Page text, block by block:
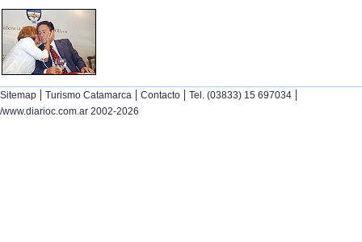
Sitemap | Turismo Catamarca | Contacto | Tel. (03833) 15 697034 |
/www.diarioc.com.ar 2002-2026